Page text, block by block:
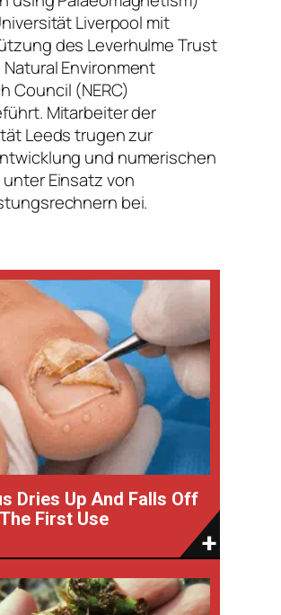
Liverpool mit
des Leverhulme Trust
Environment
Council (NERC)
Mitarbeiter der
Leeds trugen zur
und numerischen
Einsatz von
bei.
Dries Up And Falls Off
First Use